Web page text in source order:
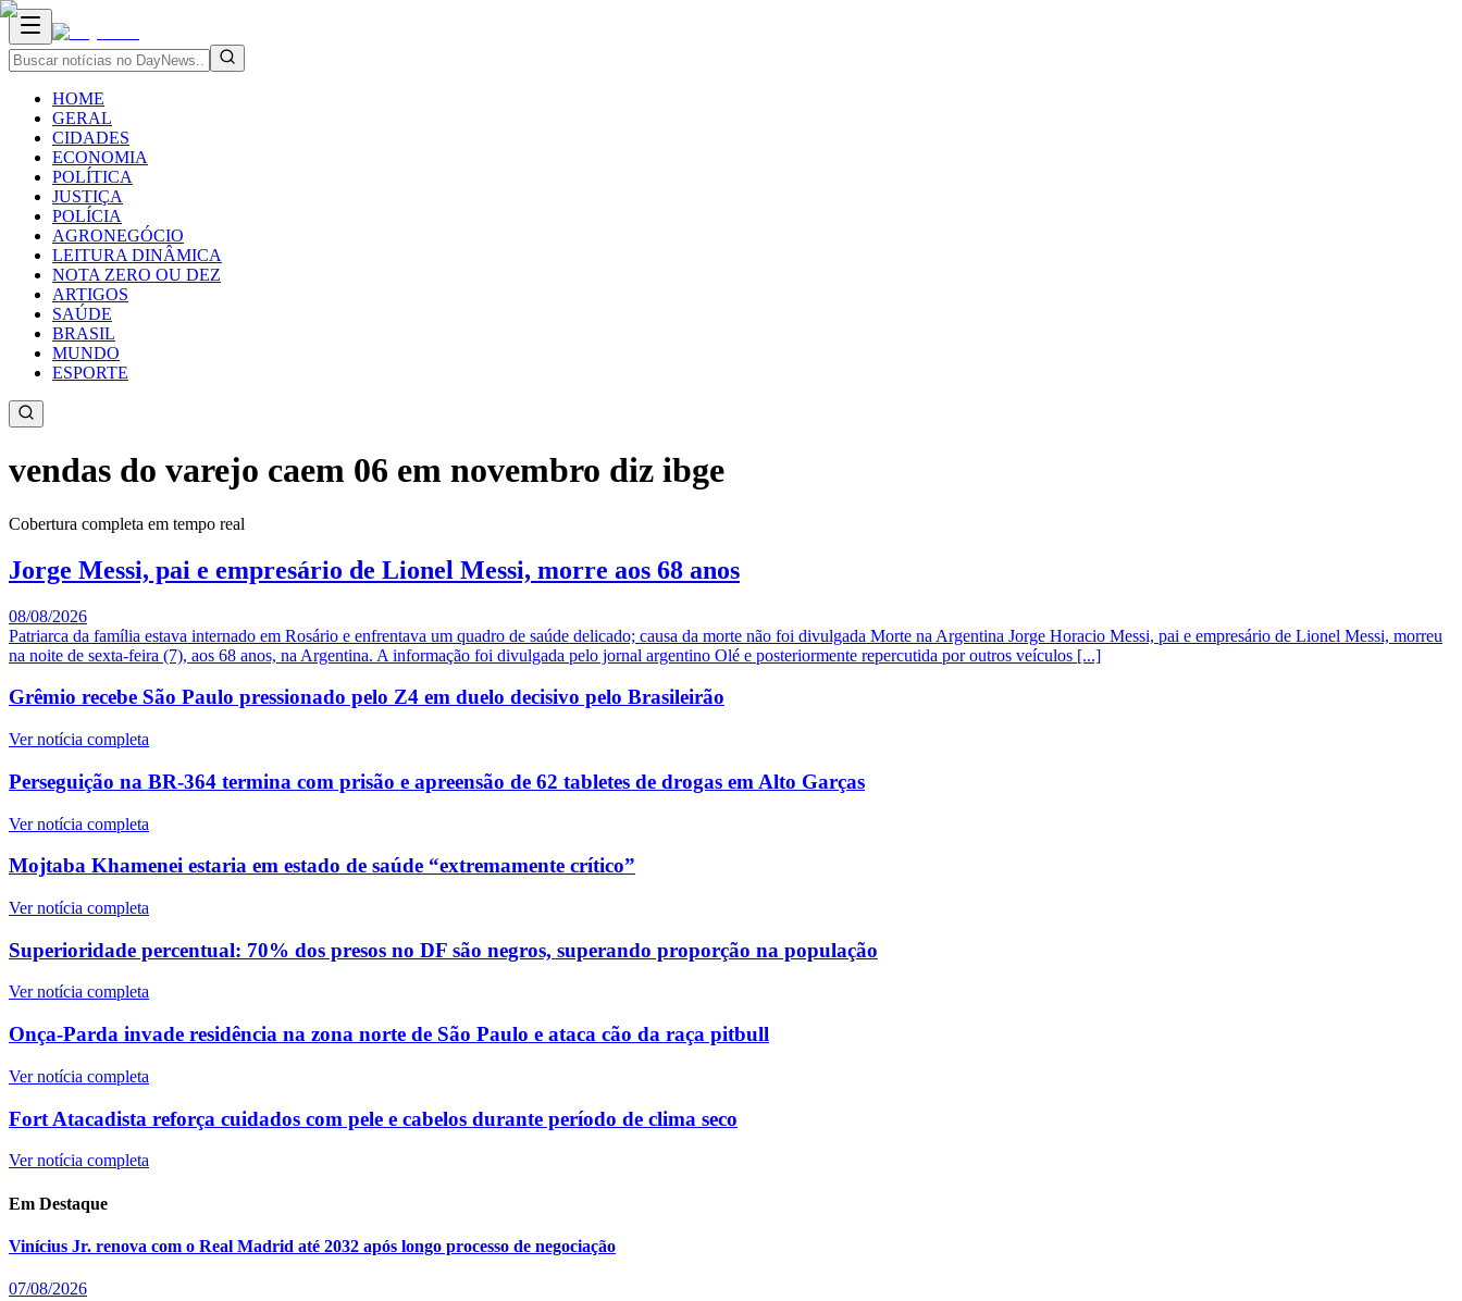
HOME
GERAL
CIDADES
ECONOMIA
POLÍTICA
JUSTIÇA
POLÍCIA
AGRONEGÓCIO
LEITURA DINÂMICA
NOTA ZERO OU DEZ
ARTIGOS
SAÚDE
BRASIL
MUNDO
ESPORTE
vendas do varejo caem 06 em novembro diz ibge
Cobertura completa em tempo real
Jorge Messi, pai e empresário de Lionel Messi, morre aos 68 anos
08/08/2026
Patriarca da família estava internado em Rosário e enfrentava um quadro de saúde delicado; causa da morte não foi divulgada Morte na Argentina Jorge Horacio Messi, pai e empresário de Lionel Messi, morreu
na noite de sexta-feira (7), aos 68 anos, na Argentina. A informação foi divulgada pelo jornal argentino Olé e posteriormente repercutida por outros veículos [...]
Grêmio recebe São Paulo pressionado pelo Z4 em duelo decisivo pelo Brasileirão
Ver notícia completa
Perseguição na BR-364 termina com prisão e apreensão de 62 tabletes de drogas em Alto Garças
Ver notícia completa
Mojtaba Khamenei estaria em estado de saúde “extremamente crítico”
Ver notícia completa
Superioridade percentual: 70% dos presos no DF são negros, superando proporção na população
Ver notícia completa
Onça-Parda invade residência na zona norte de São Paulo e ataca cão da raça pitbull
Ver notícia completa
Fort Atacadista reforça cuidados com pele e cabelos durante período de clima seco
Ver notícia completa
Em Destaque
Vinícius Jr. renova com o Real Madrid até 2032 após longo processo de negociação
07/08/2026